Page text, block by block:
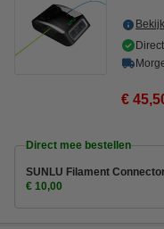
€
Direct mee bestellen
SUNLU Filament
€ 10,00